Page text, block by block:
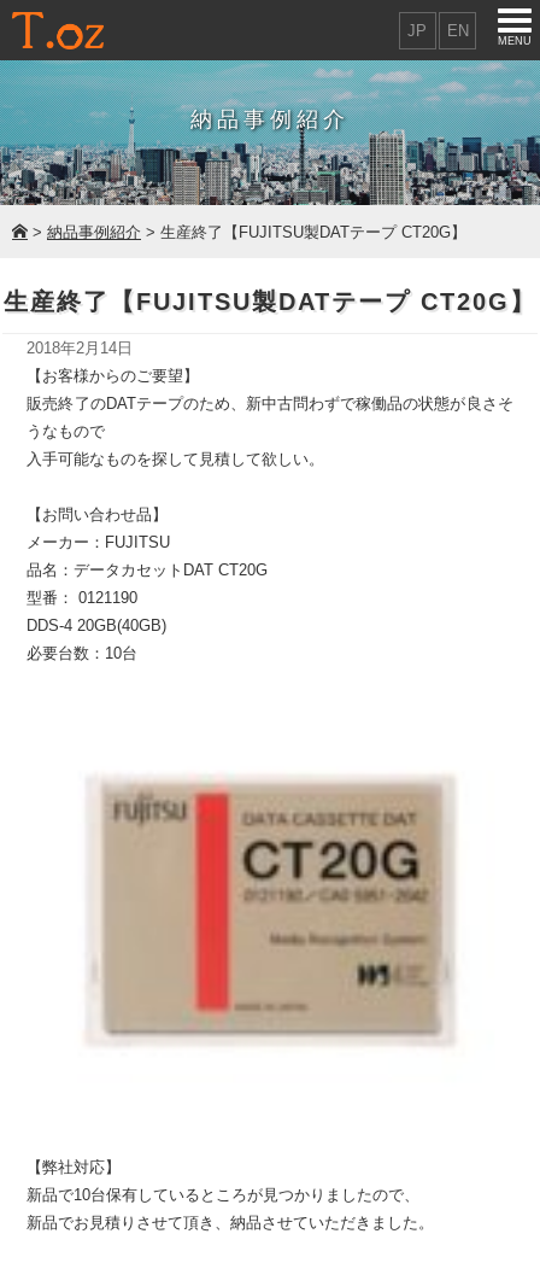
MENU
JP EN
納品事例紹介
> 納品事例紹介 > 生産終了【FUJITSU製DATテープ CT20G】
生産終了【FUJITSU製DATテープ CT20G】
2018年2月14日
【お客様からのご要望】
販売終了のDATテープのため、新中古問わずで稼働品の状態が良さそ
うなもので
入手可能なものを探して見積して欲しい。
【お問い合わせ品】
メーカー：FUJITSU
品名：データカセットDAT CT20G
型番： 0121190
DDS-4 20GB(40GB)
必要台数：10台
【弊社対応】
新品で10台保有しているところが見つかりましたので、
新品でお見積りさせて頂き、納品させていただきました。